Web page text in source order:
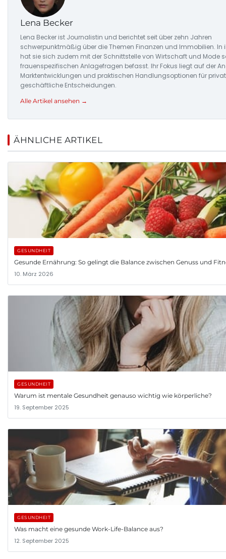
Lena Becker
Lena Becker ist Journalistin und berichtet seit über zehn Jahren
schwerpunktmäßig über die Themen Finanzen und Immobilien. In
hat sie sich zudem mit der Schnittstelle von Wirtschaft und Mode
frauenspezifischen Anlagefragen befasst. Ihr Fokus liegt auf der
Marktentwicklungen und praktischen Handlungsoptionen für
geschäftliche Entscheidungen.
Alle Artikel ansehen →
ÄHNLICHE ARTIKEL
GESUNDHEIT
Gesunde Ernährung: So gelingt die Balance zwischen Genuss und
10. März 2026
GESUNDHEIT
Warum ist mentale Gesundheit genauso wichtig wie körperliche?
19. September 2025
GESUNDHEIT
Was macht eine gesunde Work-Life-Balance aus?
12. September 2025